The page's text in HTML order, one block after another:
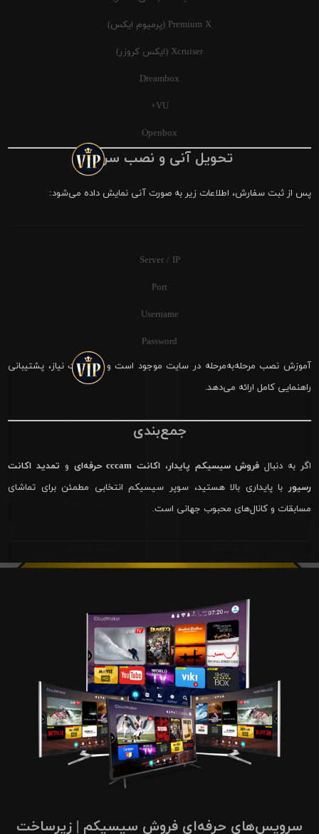
Premium X (پرمیوم ایکس)
Xcruiser (ایکس کروزر)
Dreambox
VU+
Openbox
تحویل آنی و نصب سریع
پس از ثبت سفارش، اطلاعات زیر به صورت آنی نمایش داده می‌شود:
Server / IP
Port
Username
Password
آموزش نصب مرحله‌به‌مرحله در سایت موجود است و در صورت نیاز، پشتیبانی
راهنمایی کامل ارائه می‌دهد.
جمع‌بندی
اگر به دنبال فروش سیسیکم پایدار، اکانت cccam حرفه‌ای و تمدید اکانت
رسیور با پایداری بالا هستید، سوپر سیسیکم انتخابی مطمئن برای تماشای
مسابقات و کانال‌های محبوب جهانی است.
سرویس‌های حرفه‌ای فروش سیسیکم | زیرساخت